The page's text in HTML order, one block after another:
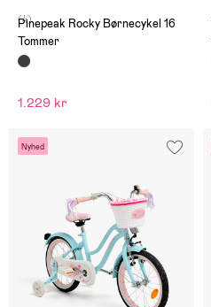
(4)
Pinepeak Rocky Børnecykel 16
Tommer
1.229 kr
Nyhed